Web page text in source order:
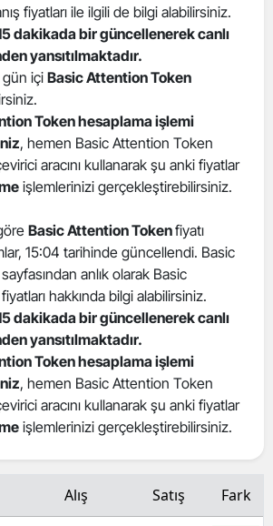
fiyatları ile ilgili de bilgi alabilirsiniz.
dakikada bir güncellenerek canlı
yansıtılmaktadır.
içi Basic Attention Token
Token hesaplama işlemi
, hemen Basic Attention Token
aracını kullanarak şu anki fiyatlar
işlemlerinizi gerçekleştirebilirsiniz.
Basic Attention Tokenfiyatı
15:04 tarihinde güncellendi. Basic
anlık olarak Basic
hakkında bilgi alabilirsiniz.
dakikada bir güncellenerek canlı
yansıtılmaktadır.
Token hesaplama işlemi
, hemen Basic Attention Token
aracını kullanarak şu anki fiyatlar
işlemlerinizi gerçekleştirebilirsiniz.
Alış Satış Fark